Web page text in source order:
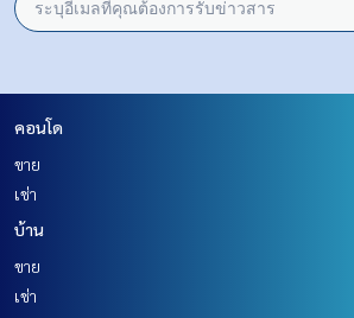
คอนโด
ขาย
เช่า
บ้าน
ขาย
เช่า